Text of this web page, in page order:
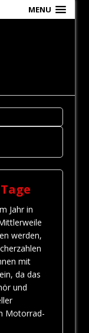
MENU
Jahr in
werden,
mit
da das
und
Motorrad-